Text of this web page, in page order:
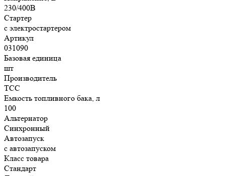
230/400В
Стартер
с электростартером
Артикул
031090
Базовая единица
шт
Производитель
ТСС
Емкость топливного бака, л
100
Альтернатор
Синхронный
Автозапуск
с автозапуском
Класс товара
Стандарт